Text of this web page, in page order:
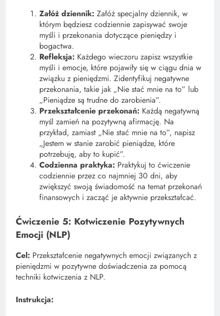
Załóż dziennik: Załóż specjalny dziennik, w
którym będziesz codziennie zapisywać swoje
myśli i przekonania dotyczące pieniędzy i
bogactwa.
Refleksja: Każdego wieczoru zapisz wszystkie
myśli i emocje, które pojawiły się w ciągu dnia w
związku z pieniędzmi. Zidentyfikuj negatywne
przekonania, takie jak „Nie stać mnie na to” lub
„Pieniądze są trudne do zarobienia”.
Przekształcenie przekonań: Każdą negatywną
myśl zamień na pozytywną afirmację. Na
przykład, zamiast „Nie stać mnie na to”, napisz
„Jestem w stanie zarobić pieniądze, które
potrzebuję, aby to kupić”.
Codzienna praktyka: Praktykuj to ćwiczenie
codziennie przez co najmniej 30 dni, aby
zwiększyć swoją świadomość na temat przekonań
finansowych i zacząć je aktywnie przekształcać.
Ćwiczenie 5: Kotwiczenie Pozytywnych
Emocji (NLP)
Cel: Przekształcenie negatywnych emocji związanych z
pieniędzmi w pozytywne doświadczenia za pomocą
techniki kotwiczenia z NLP.
Instrukcja: